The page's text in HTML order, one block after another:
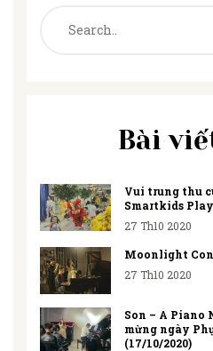
Bài
Vui trung thu
Smartkids
27 Th10 2020
Moonlight
27 Th10 2020
Son – A Piano
mừng ngày
(17/10/2020)